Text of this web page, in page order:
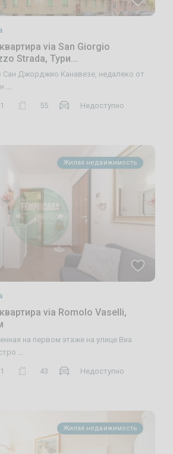
via San Giorgio
Strada, Тури...
Сан Джорджио Канавезе, недалеко от
1 55 Недоступно
Жилая недвижимость
via Romolo Vaselli,
на первом этаже на улице Виа
1 43 Недоступно
Жилая недвижимость